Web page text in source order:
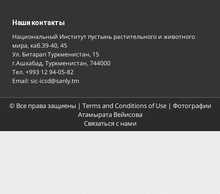
Наши контакты
Национальный Институт пустынь растительного и животного
мира, каб.39-40, 45
Ул. Битарап Туркменистан, 15
г.Ашхабад, Туркменистан, 744000
Тел. +993 12 94-05-82
Email: sic-icsd@sanly.tm
© Все права защиены | Terms and Conditions of Use| Фотографии
Атамырата Вейисова
Связаться с нами